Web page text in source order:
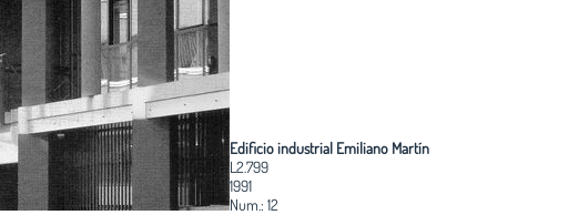
Edificio industrial Emiliano Martín
L2.799
1991
Num.: 12